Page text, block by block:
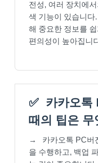
전성, 여러 장치에
색 기능이 있습니다
해 중요한 정보를
편의성이 높아집니
✅ 카카오톡
때의 팁은 무
→
카카오톡 PC버
을 수행하고, 백업